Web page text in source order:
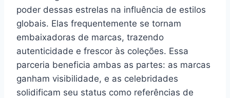
poder dessas estrelas na influência de estilos
globais. Elas frequentemente se tornam
embaixadoras de marcas, trazendo
autenticidade e frescor às coleções. Essa
parceria beneficia ambas as partes: as marcas
ganham visibilidade, e as celebridades
solidificam seu status como referências de